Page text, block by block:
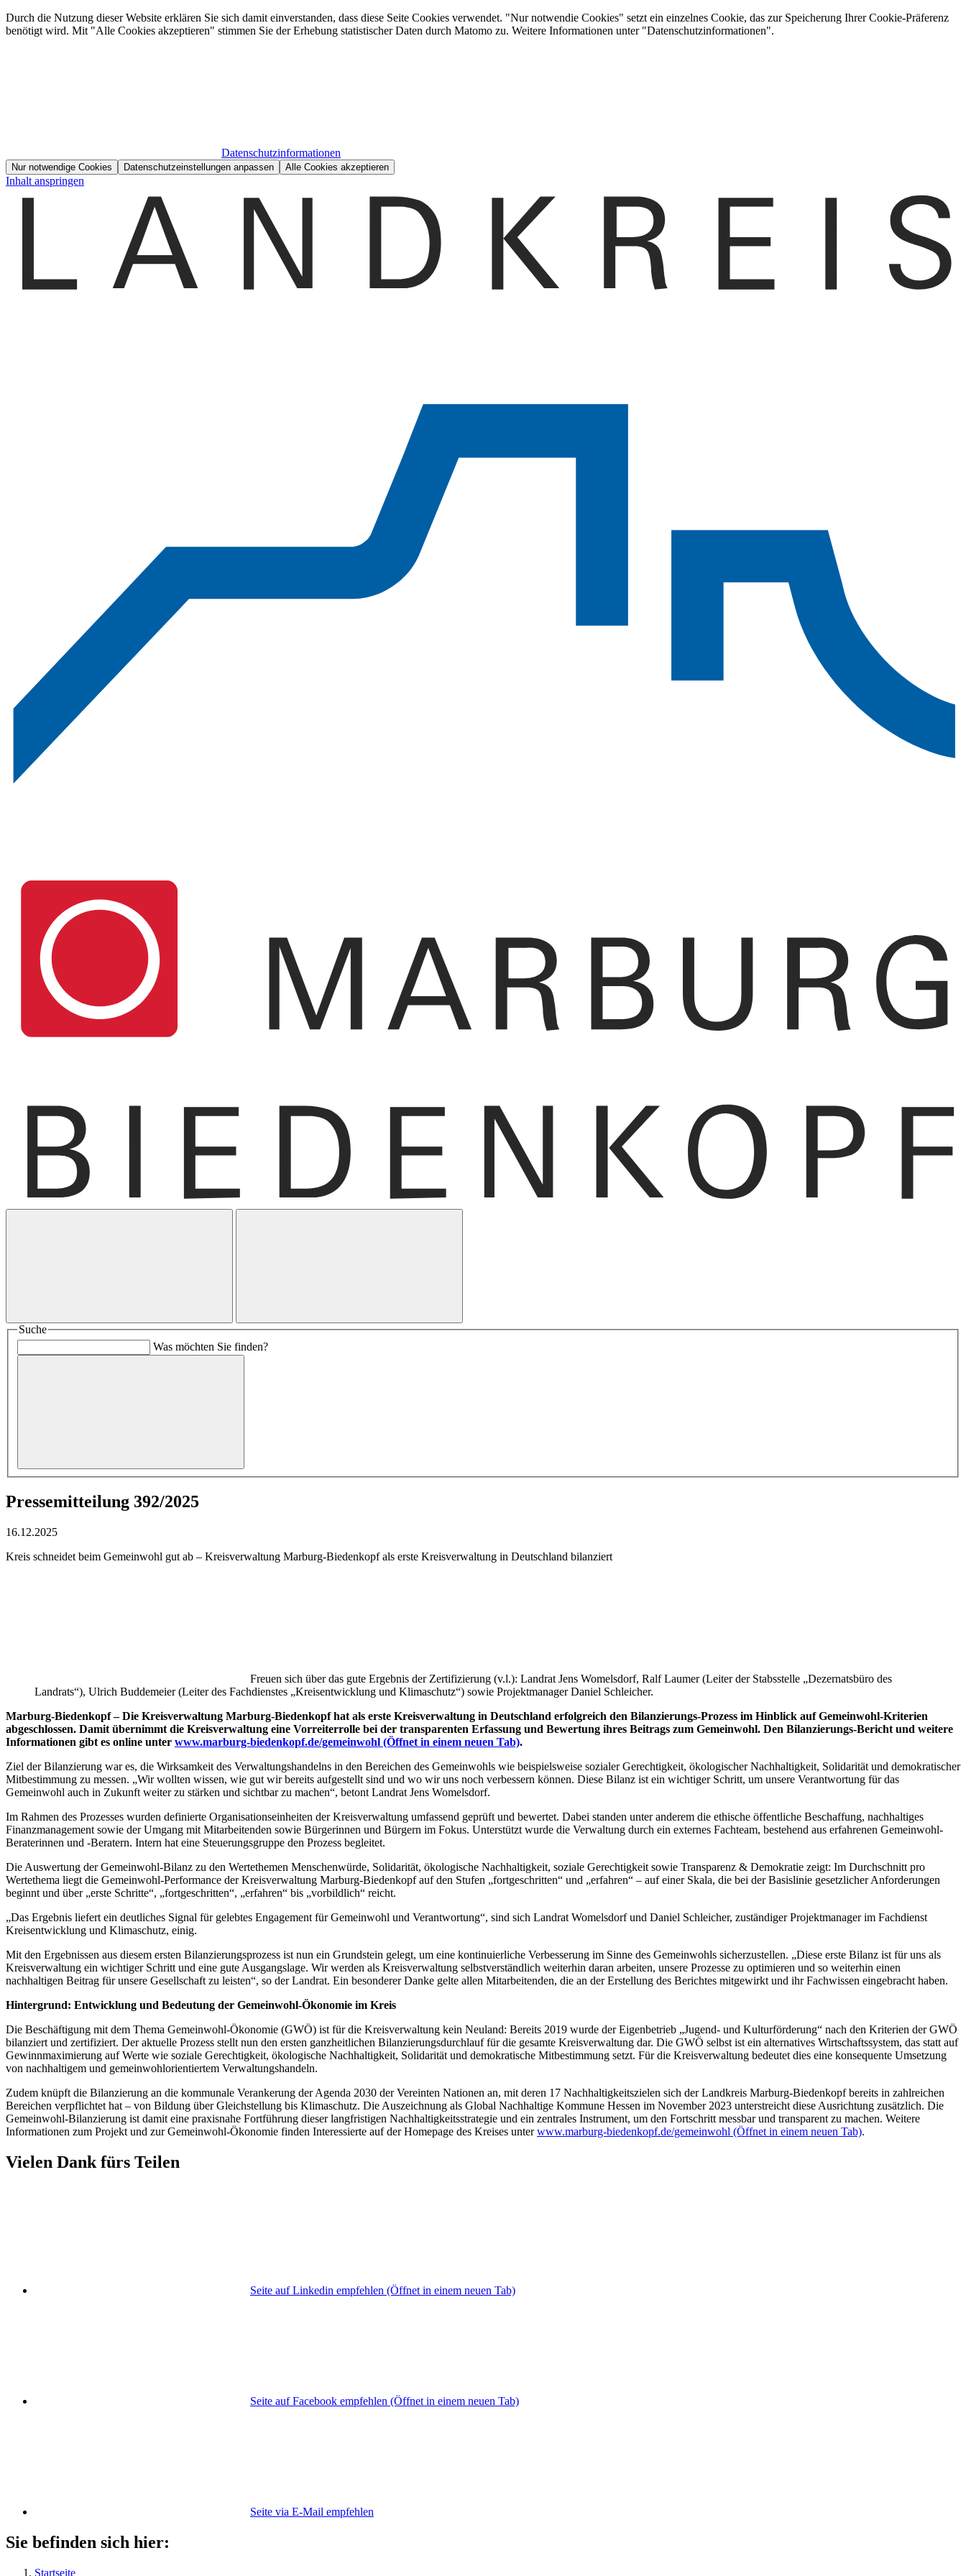
Durch die Nutzung dieser Website erklären Sie sich damit einverstanden, dass diese Seite Cookies verwendet. "Nur notwendie Cookies" setzt ein einzelnes Cookie, das zur Speicherung Ihrer Cookie-Präferenz
benötigt wird. Mit "Alle Cookies akzeptieren" stimmen Sie der Erhebung statistischer Daten durch Matomo zu. Weitere Informationen unter "Datenschutzinformationen".
Datenschutzinformationen
Nur notwendige Cookies Datenschutzeinstellungen anpassen Alle Cookies akzeptieren
Inhalt anspringen
Suche
Was möchten Sie finden?
Pressemitteilung 392/2025
16.12.2025
Kreis schneidet beim Gemeinwohl gut ab – Kreisverwaltung Marburg-Biedenkopf als erste Kreisverwaltung in Deutschland bilanziert
Freuen sich über das gute Ergebnis der Zertifizierung (v.l.): Landrat Jens Womelsdorf, Ralf Laumer (Leiter der Stabsstelle „Dezernatsbüro des
Landrats“), Ulrich Buddemeier (Leiter des Fachdienstes „Kreisentwicklung und Klimaschutz“) sowie Projektmanager Daniel Schleicher.
Marburg-Biedenkopf – Die Kreisverwaltung Marburg-Biedenkopf hat als erste Kreisverwaltung in Deutschland erfolgreich den Bilanzierungs-Prozess im Hinblick auf Gemeinwohl-Kriterien
abgeschlossen. Damit übernimmt die Kreisverwaltung eine Vorreiterrolle bei der transparenten Erfassung und Bewertung ihres Beitrags zum Gemeinwohl. Den Bilanzierungs-Bericht und weitere
Informationen gibt es online unter www.marburg-biedenkopf.de/gemeinwohl (Öffnet in einem neuen Tab).
Ziel der Bilanzierung war es, die Wirksamkeit des Verwaltungshandelns in den Bereichen des Gemeinwohls wie beispielsweise sozialer Gerechtigkeit, ökologischer Nachhaltigkeit, Solidarität und demokratischer
Mitbestimmung zu messen. „Wir wollten wissen, wie gut wir bereits aufgestellt sind und wo wir uns noch verbessern können. Diese Bilanz ist ein wichtiger Schritt, um unsere Verantwortung für das
Gemeinwohl auch in Zukunft weiter zu stärken und sichtbar zu machen“, betont Landrat Jens Womelsdorf.
Im Rahmen des Prozesses wurden definierte Organisationseinheiten der Kreisverwaltung umfassend geprüft und bewertet. Dabei standen unter anderem die ethische öffentliche Beschaffung, nachhaltiges
Finanzmanagement sowie der Umgang mit Mitarbeitenden sowie Bürgerinnen und Bürgern im Fokus. Unterstützt wurde die Verwaltung durch ein externes Fachteam, bestehend aus erfahrenen Gemeinwohl-
Beraterinnen und -Beratern. Intern hat eine Steuerungsgruppe den Prozess begleitet.
Die Auswertung der Gemeinwohl-Bilanz zu den Wertethemen Menschenwürde, Solidarität, ökologische Nachhaltigkeit, soziale Gerechtigkeit sowie Transparenz & Demokratie zeigt: Im Durchschnitt pro
Wertethema liegt die Gemeinwohl-Performance der Kreisverwaltung Marburg-Biedenkopf auf den Stufen „fortgeschritten“ und „erfahren“ – auf einer Skala, die bei der Basislinie gesetzlicher Anforderungen
beginnt und über „erste Schritte“, „fortgeschritten“, „erfahren“ bis „vorbildlich“ reicht.
„Das Ergebnis liefert ein deutliches Signal für gelebtes Engagement für Gemeinwohl und Verantwortung“, sind sich Landrat Womelsdorf und Daniel Schleicher, zuständiger Projektmanager im Fachdienst
Kreisentwicklung und Klimaschutz, einig.
Mit den Ergebnissen aus diesem ersten Bilanzierungsprozess ist nun ein Grundstein gelegt, um eine kontinuierliche Verbesserung im Sinne des Gemeinwohls sicherzustellen. „Diese erste Bilanz ist für uns als
Kreisverwaltung ein wichtiger Schritt und eine gute Ausgangslage. Wir werden als Kreisverwaltung selbstverständlich weiterhin daran arbeiten, unsere Prozesse zu optimieren und so weiterhin einen
nachhaltigen Beitrag für unsere Gesellschaft zu leisten“, so der Landrat. Ein besonderer Danke gelte allen Mitarbeitenden, die an der Erstellung des Berichtes mitgewirkt und ihr Fachwissen eingebracht haben.
Hintergrund: Entwicklung und Bedeutung der Gemeinwohl-Ökonomie im Kreis
Die Beschäftigung mit dem Thema Gemeinwohl-Ökonomie (GWÖ) ist für die Kreisverwaltung kein Neuland: Bereits 2019 wurde der Eigenbetrieb „Jugend- und Kulturförderung“ nach den Kriterien der GWÖ
bilanziert und zertifiziert. Der aktuelle Prozess stellt nun den ersten ganzheitlichen Bilanzierungsdurchlauf für die gesamte Kreisverwaltung dar. Die GWÖ selbst ist ein alternatives Wirtschaftssystem, das statt auf
Gewinnmaximierung auf Werte wie soziale Gerechtigkeit, ökologische Nachhaltigkeit, Solidarität und demokratische Mitbestimmung setzt. Für die Kreisverwaltung bedeutet dies eine konsequente Umsetzung
von nachhaltigem und gemeinwohlorientiertem Verwaltungshandeln.
Zudem knüpft die Bilanzierung an die kommunale Verankerung der Agenda 2030 der Vereinten Nationen an, mit deren 17 Nachhaltigkeitszielen sich der Landkreis Marburg-Biedenkopf bereits in zahlreichen
Bereichen verpflichtet hat – von Bildung über Gleichstellung bis Klimaschutz. Die Auszeichnung als Global Nachhaltige Kommune Hessen im November 2023 unterstreicht diese Ausrichtung zusätzlich. Die
Gemeinwohl-Bilanzierung ist damit eine praxisnahe Fortführung dieser langfristigen Nachhaltigkeitsstrategie und ein zentrales Instrument, um den Fortschritt messbar und transparent zu machen. Weitere
Informationen zum Projekt und zur Gemeinwohl-Ökonomie finden Interessierte auf der Homepage des Kreises unterwww.marburg-biedenkopf.de/gemeinwohl (Öffnet in einem neuen Tab).
Vielen Dank fürs Teilen
Seite auf Linkedin empfehlen (Öffnet in einem neuen Tab)
Seite auf Facebook empfehlen (Öffnet in einem neuen Tab)
Seite via E-Mail empfehlen
Sie befinden sich hier:
Startseite